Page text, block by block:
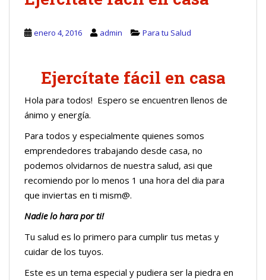
enero 4, 2016 admin Para tu Salud
Ejercítate fácil en casa
Hola para todos! Espero se encuentren llenos de
ánimo y energía.
Para todos y especialmente quienes somos
emprendedores trabajando desde casa, no
podemos olvidarnos de nuestra salud, asi que
recomiendo por lo menos 1 una hora del dia para
que inviertas en ti mism@.
Nadie lo hara por ti!
Tu salud es lo primero para cumplir tus metas y
cuidar de los tuyos.
Este es un tema especial y pudiera ser la piedra en